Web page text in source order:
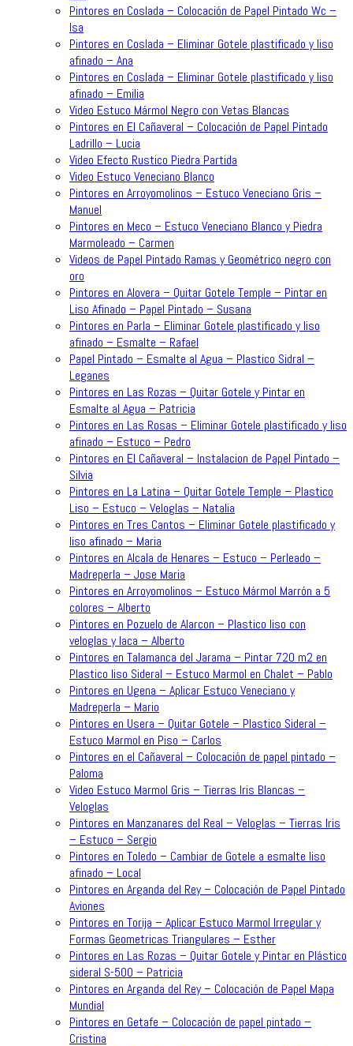
Pintores en Coslada – Colocación de Papel Pintado Wc –
Isa
Pintores en Coslada – Eliminar Gotele plastificado y liso
afinado – Ana
Pintores en Coslada – Eliminar Gotele plastificado y liso
afinado – Emilia
Video Estuco Mármol Negro con Vetas Blancas
Pintores en El Cañaveral – Colocación de Papel Pintado
Ladrillo – Lucia
Video Efecto Rustico Piedra Partida
Video Estuco Veneciano Blanco
Pintores en Arroyomolinos – Estuco Veneciano Gris –
Manuel
Pintores en Meco – Estuco Veneciano Blanco y Piedra
Marmoleado – Carmen
Videos de Papel Pintado Ramas y Geométrico negro con
oro
Pintores en Alovera – Quitar Gotele Temple – Pintar en
Liso Afinado – Papel Pintado – Susana
Pintores en Parla – Eliminar Gotele plastificado y liso
afinado – Esmalte – Rafael
Papel Pintado – Esmalte al Agua – Plastico Sidral –
Leganes
Pintores en Las Rozas – Quitar Gotele y Pintar en
Esmalte al Agua – Patricia
Pintores en Las Rosas – Eliminar Gotele plastificado y liso
afinado – Estuco – Pedro
Pintores en El Cañaveral – Instalacion de Papel Pintado –
Silvia
Pintores en La Latina – Quitar Gotele Temple – Plastico
Liso – Estuco – Veloglas – Natalia
Pintores en Tres Cantos – Eliminar Gotele plastificado y
liso afinado – Maria
Pintores en Alcala de Henares – Estuco – Perleado –
Madreperla – Jose Maria
Pintores en Arroyomolinos – Estuco Mármol Marrón a 5
colores – Alberto
Pintores en Pozuelo de Alarcon – Plastico liso con
veloglas y laca – Alberto
Pintores en Talamanca del Jarama – Pintar 720 m2 en
Plastico liso Sideral – Estuco Marmol en Chalet – Pablo
Pintores en Ugena – Aplicar Estuco Veneciano y
Madreperla – Mario
Pintores en Usera – Quitar Gotele – Plastico Sideral –
Estuco Marmol en Piso – Carlos
Pintores en el Cañaveral – Colocación de papel pintado –
Paloma
Video Estuco Marmol Gris – Tierras Iris Blancas –
Veloglas
Pintores en Manzanares del Real – Veloglas – Tierras Iris
– Estuco – Sergio
Pintores en Toledo – Cambiar de Gotele a esmalte liso
afinado – Local
Pintores en Arganda del Rey – Colocación de Papel Pintado
Aviones
Pintores en Torija – Aplicar Estuco Marmol Irregular y
Formas Geometricas Triangulares – Esther
Pintores en Las Rozas – Quitar Gotele y Pintar en Plástico
sideral S-500 – Patricia
Pintores en Arganda del Rey – Colocación de Papel Mapa
Mundial
Pintores en Getafe – Colocación de papel pintado –
Cristina